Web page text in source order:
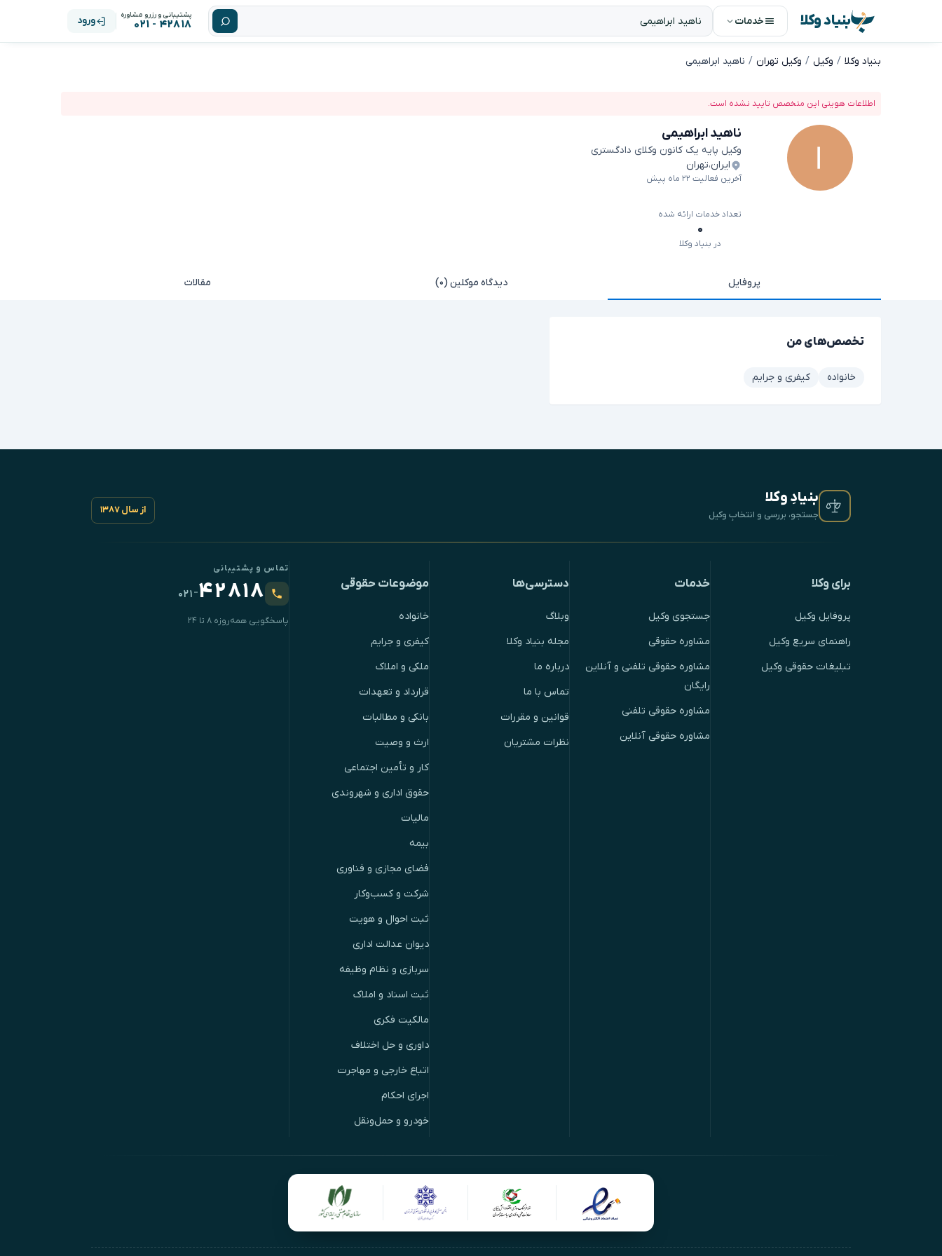
بنیاد وکلا خدمات پشتیبانی و رزرو مشاوره
۴۲۸۱۸ - ۰۲۱ ورود
بنیاد وکلا وکیل وکیل تهران ناهید ابراهیمی
اطلاعات هویتی این متخصص تایید نشده است.
ناهید ابراهیمی
وکیل پایه یک کانون وکلای دادگستری
ایران،تهران
آخرین فعالیت ۲۲ ماه پیش
تعداد خدمات ارائه شده
۰
در بنیاد وکلا
پروفایل دیدگاه موکلین (۰) مقالات
تخصص‌های من
خانواده کیفری و جرایم
بنیادِ وکلا
جستجو، بررسی و انتخابِ وکیل از سال ۱۳۸۷
برای وکلا
پروفایل وکیل
راهنمای سریع وکیل
تبلیغات حقوقی وکیل
خدمات
جستجوی وکیل
مشاوره حقوقی
مشاوره حقوقی تلفنی و آنلاین
رایگان
مشاوره حقوقی تلفنی
مشاوره حقوقی آنلاین
دسترسی‌ها
وبلاگ
مجله بنیاد وکلا
درباره ما
تماس با ما
قوانین و مقررات
نظرات مشتریان
موضوعات حقوقی
خانواده
کیفری و جرایم
ملکی و املاک
قرارداد و تعهدات
بانکی و مطالبات
ارث و وصیت
کار و تأمین اجتماعی
حقوق اداری و شهروندی
مالیات
بیمه
فضای مجازی و فناوری
شرکت و کسب‌وکار
ثبت احوال و هویت
دیوان عدالت اداری
سربازی و نظام وظیفه
ثبت اسناد و املاک
مالکیت فکری
داوری و حل اختلاف
اتباع خارجی و مهاجرت
اجرای احکام
خودرو و حمل‌ونقل
تماس و پشتیبانی
۴۲۸۱۸-۰۲۱
پاسخگویی همه‌روزه ۸ تا ۲۴